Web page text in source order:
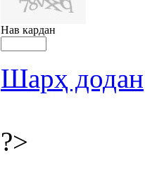
Нав кардан
Шарҳ додан
?>